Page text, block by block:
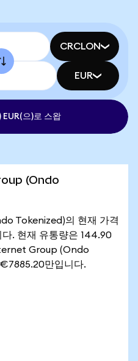
CRCLON
EUR
으)로 스왑
(Ondo
Tokenized)의 현재 가격
. 현재 유통량은 144.90
Group (Ondo
만입니다.